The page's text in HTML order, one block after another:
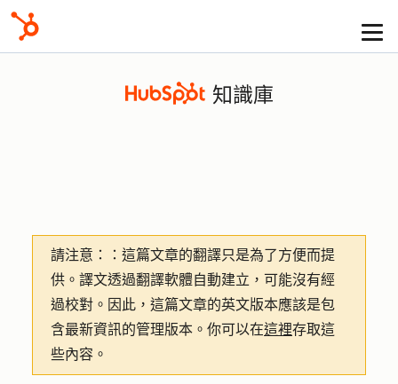
知識庫
請注意：
：這篇文章的翻譯只是為了方便而提
供。譯文透過翻譯軟體自動建立，可能沒有經
過校對。因此，這篇文章的英文版本應該是包
含最新資訊的管理版本。你可以在這裡存取這
些內容。